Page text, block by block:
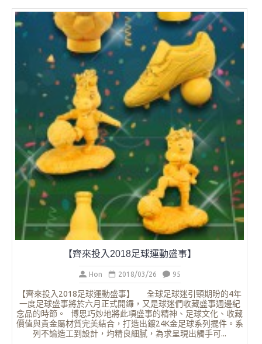
2018足球運動盛事】
95
盛事】 全球足球迷引頸期盼的4年
式開鑼，又是球迷們收藏盛事週邊紀
將此項盛事的精神、足球文化、收藏
合，打造出鍍24K金足球系列擺件。系
均精良細膩，為求呈現出觸手可...
端午
Hon
《博思創意 - 端午節紀念
是端午節的一項重要活動
禮品，系列呈現出賽龍舟
美，是辨公室擺設、送禮
入獨特的商標